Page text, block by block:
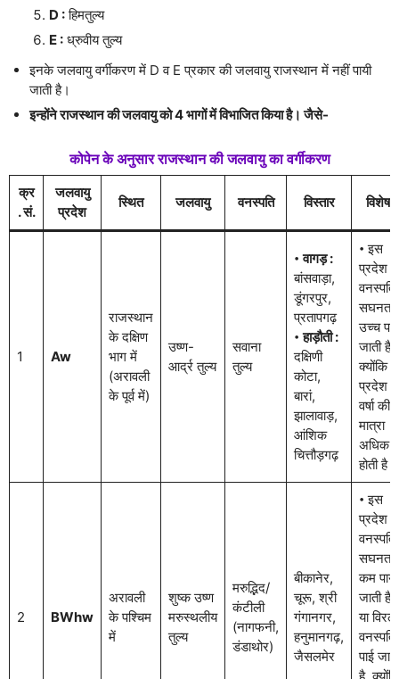
D :हिमतुल्य
E : ध्रुवीय तुल्य
इनके जलवायु वर्गीकरण में D व E प्रकार की जलवायु राजस्थान में नहीं पायी
जाती है।
इन्होंने राजस्थान की जलवायु को 4 भागों में विभाजित किया है। जैसे-
कोपेन के अनुसार राजस्थान की जलवायु का वर्गीकरण
क्र
. सं.
जलवायु
प्रदेश
स्थित जलवायु वनस्पति विस्तार विशेषता
1 Aw
राजस्थान
के दक्षिण
भाग में
(अरावली
के पूर्व में)
उष्ण-
आर्द्र तुल्य
सवाना
तुल्य
𑇐वागड़ :
बांसवाड़ा,
डूंगरपुर,
प्रतापगढ़
𑇐हाड़ौती :
दक्षिणी
कोटा,
बारां,
झालावाड़,
आंशिक
चित्तौड़गढ़
𑇐 इस
प्रदेश में
वनस्पति
सघनता
उच्च पाई
जाती है,
क्योंकि
प्रदेश में
वर्षा की
मात्रा
अधिक
होती है।
2 BWhw
अरावली
के पश्चिम
में
शुष्क उष्ण
मरुस्थलीय
तुल्य
मरुद्भिद/
कंटीली
(नागफनी,
डंडाथोर)
बीकानेर,
चूरू, श्री
गंगानगर,
हनुमानगढ़,
जैसलमेर
𑇐 इस
प्रदेश में
वनस्पति
सघनता
कम पायी
जाती है,
या विरल
वनस्पति
पाई जाती
है,